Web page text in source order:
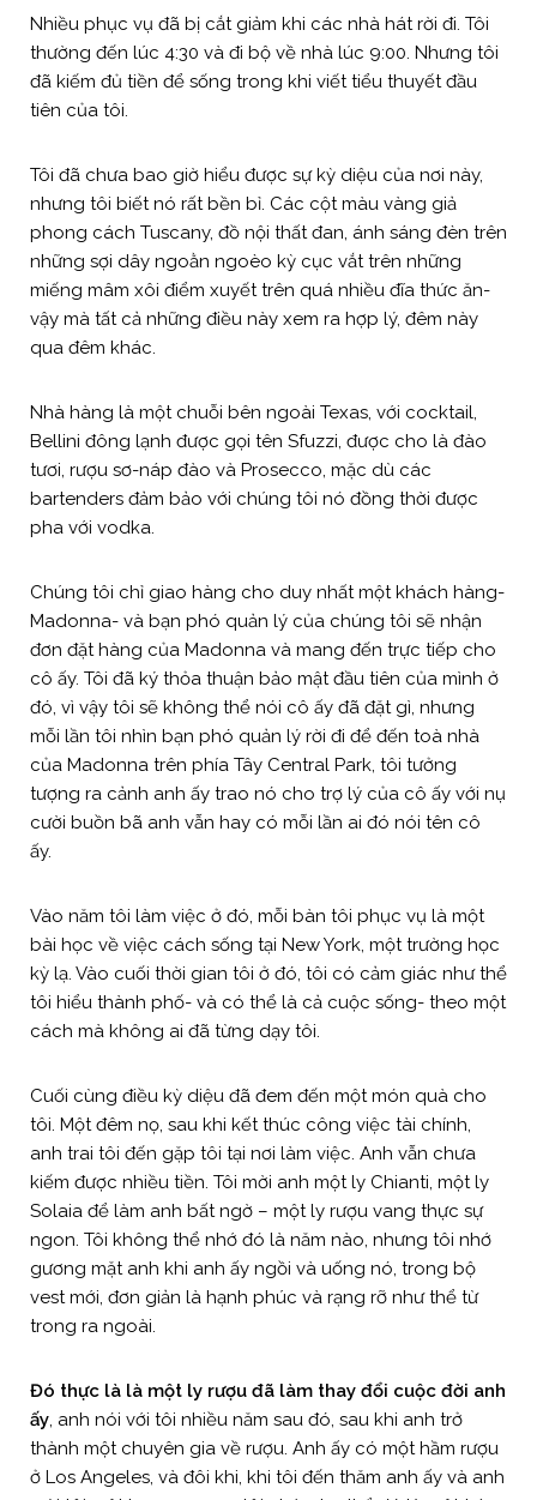
Nhiều phục vụ đã bị cắt giảm khi các nhà hát rời đi. Tôi
thường đến lúc 4:30 và đi bộ về nhà lúc 9:00. Nhưng tôi
đã kiếm đủ tiền để sống trong khi viết tiểu thuyết đầu
tiên của tôi.
Tôi đã chưa bao giờ hiểu được sự kỳ diệu của nơi này,
nhưng tôi biết nó rất bền bỉ. Các cột màu vàng giả
phong cách Tuscany, đồ nội thất đan, ánh sáng đèn trên
những sợi dây ngoằn ngoèo kỳ cục vắt trên những
miếng mâm xôi điểm xuyết trên quá nhiều đĩa thức ăn-
vậy mà tất cả những điều này xem ra hợp lý, đêm này
qua đêm khác.
Nhà hàng là một chuỗi bên ngoài Texas, với cocktail,
Bellini đông lạnh được gọi tên Sfuzzi, được cho là đào
tươi, rượu sơ-náp đào và Prosecco, mặc dù các
bartenders đảm bảo với chúng tôi nó đồng thời được
pha với vodka.
Chúng tôi chỉ giao hàng cho duy nhất một khách hàng-
Madonna- và bạn phó quản lý của chúng tôi sẽ nhận
đơn đặt hàng của Madonna và mang đến trực tiếp cho
cô ấy. Tôi đã ký thỏa thuận bảo mật đầu tiên của mình ở
đó, vì vậy tôi sẽ không thể nói cô ấy đã đặt gì, nhưng
mỗi lần tôi nhìn bạn phó quản lý rời đi để đến toà nhà
của Madonna trên phía Tây Central Park, tôi tưởng
tượng ra cảnh anh ấy trao nó cho trợ lý của cô ấy với nụ
cười buồn bã anh vẫn hay có mỗi lần ai đó nói tên cô
ấy.
Vào năm tôi làm việc ở đó, mỗi bàn tôi phục vụ là một
bài học về việc cách sống tại New York, một trường học
kỳ lạ. Vào cuối thời gian tôi ở đó, tôi có cảm giác như thể
tôi hiểu thành phố- và có thể là cả cuộc sống- theo một
cách mà không ai đã từng dạy tôi.
Cuối cùng điều kỳ diệu đã đem đến một món quà cho
tôi. Một đêm nọ, sau khi kết thúc công việc tài chính,
anh trai tôi đến gặp tôi tại nơi làm việc. Anh vẫn chưa
kiếm được nhiều tiền. Tôi mời anh một ly Chianti, một ly
Solaia để làm anh bất ngờ – một ly rượu vang thực sự
ngon. Tôi không thể nhớ đó là năm nào, nhưng tôi nhớ
gương mặt anh khi anh ấy ngồi và uống nó, trong bộ
vest mới, đơn giản là hạnh phúc và rạng rỡ như thể từ
trong ra ngoài.
Đó thực là là một ly rượu đã làm thay đổi cuộc đời anh
ấy, anh nói với tôi nhiều năm sau đó, sau khi anh trở
thành một chuyên gia về rượu. Anh ấy có một hầm rượu
ở Los Angeles, và đôi khi, khi tôi đến thăm anh ấy và anh